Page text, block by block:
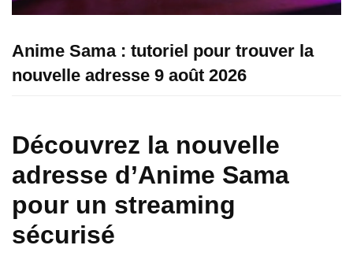
Anime Sama : tutoriel pour trouver la
nouvelle adresse 9 août 2026
Découvrez la nouvelle
adresse d’Anime Sama
pour un streaming
sécurisé